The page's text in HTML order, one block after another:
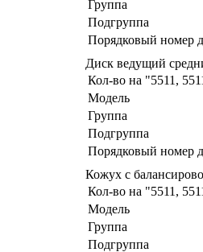
Группа
Подгруппа
Порядковый номер
Диск ведущий
Кол-во на "5511,
Модель
Группа
Подгруппа
Порядковый номер
Кожух с
Кол-во на "5511,
Модель
Группа
Подгруппа